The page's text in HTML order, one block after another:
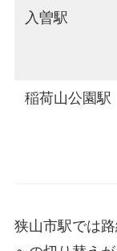
入曽駅
稲荷山公園駅
狭山市駅では